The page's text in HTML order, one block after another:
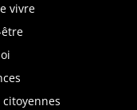
vivre